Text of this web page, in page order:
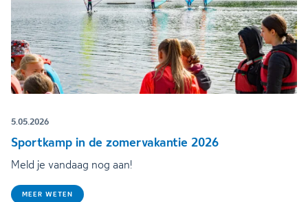
5.05.2026
Sportkamp in de zomervakantie 2026
Meld je vandaag nog aan!
MEER WETEN